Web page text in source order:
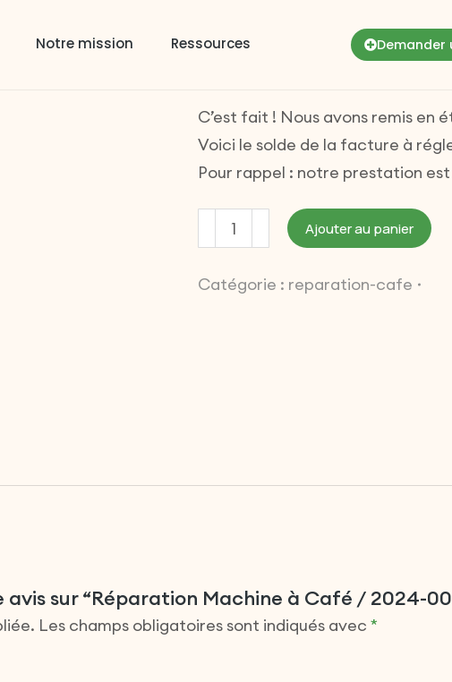
Notre mission Ressources Demander
130,00
C’est fait ! Nous avons remis en
Voici le solde de la facture à
Pour rappel : notre prestation
Ajouter au panier
Catégorie : reparation-cafe
sur “Réparation Machine à Café / 2024-
Les champs obligatoires sont indiqués avec *